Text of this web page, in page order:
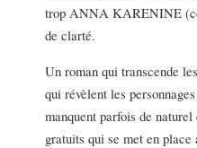
trop ANNA KARENINE
de clarté.
Un roman qui transcende
qui révèlent les
manquent parfois de
gratuits qui se met en